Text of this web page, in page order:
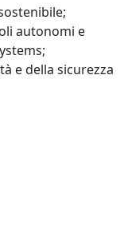
autonomi e
e della sicurezza